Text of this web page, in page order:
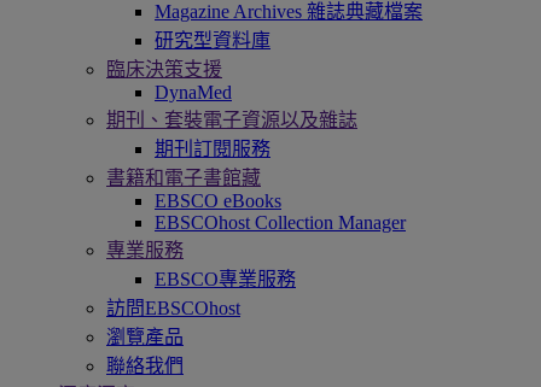
Magazine Archives 雜誌典藏檔案
研究型資料庫
臨床決策支援
DynaMed
期刊、套裝電子資源以及雜誌
期刊訂閱服務
書籍和電子書館藏
EBSCO eBooks
EBSCOhost Collection Manager
專業服務
EBSCO專業服務
訪問EBSCOhost
瀏覽產品
聯絡我們